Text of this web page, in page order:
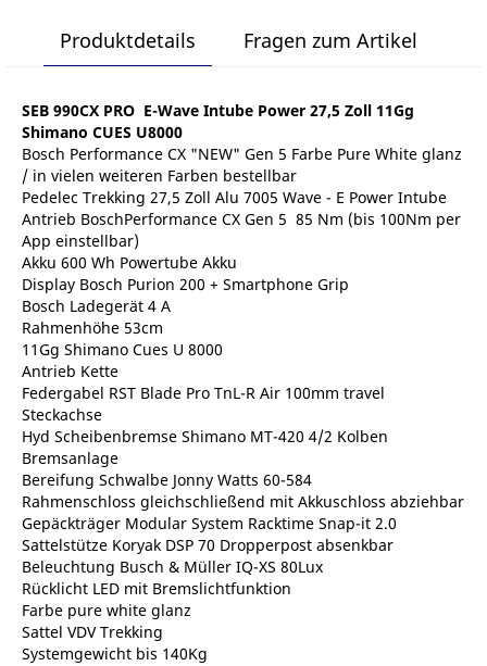
Produktdetails Fragen zum Artikel
SEB 990CX PRO E-Wave Intube Power 27,5 Zoll 11Gg
Shimano CUES U8000
Bosch Performance CX "NEW" Gen 5 Farbe Pure White glanz
/ in vielen weiteren Farben bestellbar
Pedelec Trekking 27,5 Zoll Alu 7005 Wave - E Power Intube
Antrieb BoschPerformance CX Gen 5 85 Nm (bis 100Nm per
App einstellbar)
Akku 600 Wh Powertube Akku
Display Bosch Purion 200 + Smartphone Grip
Bosch Ladegerät 4 A
Rahmenhöhe 53cm
11Gg Shimano Cues U 8000
Antrieb Kette
Federgabel RST Blade Pro TnL-R Air 100mm travel
Steckachse
Hyd Scheibenbremse Shimano MT-420 4/2 Kolben
Bremsanlage
Bereifung Schwalbe Jonny Watts 60-584
Rahmenschloss gleichschließend mit Akkuschloss abziehbar
Gepäckträger Modular System Racktime Snap-it 2.0
Sattelstütze Koryak DSP 70 Dropperpost absenkbar
Beleuchtung Busch & Müller IQ-XS 80Lux
Rücklicht LED mit Bremslichtfunktion
Farbe pure white glanz
Sattel VDV Trekking
Systemgewicht bis 140Kg